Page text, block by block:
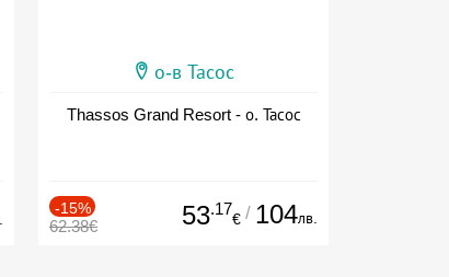
о-в Тасос
Thassos Grand Resort - о. Тасос
-15%
62.38€ 53.17
€ / 104лв.